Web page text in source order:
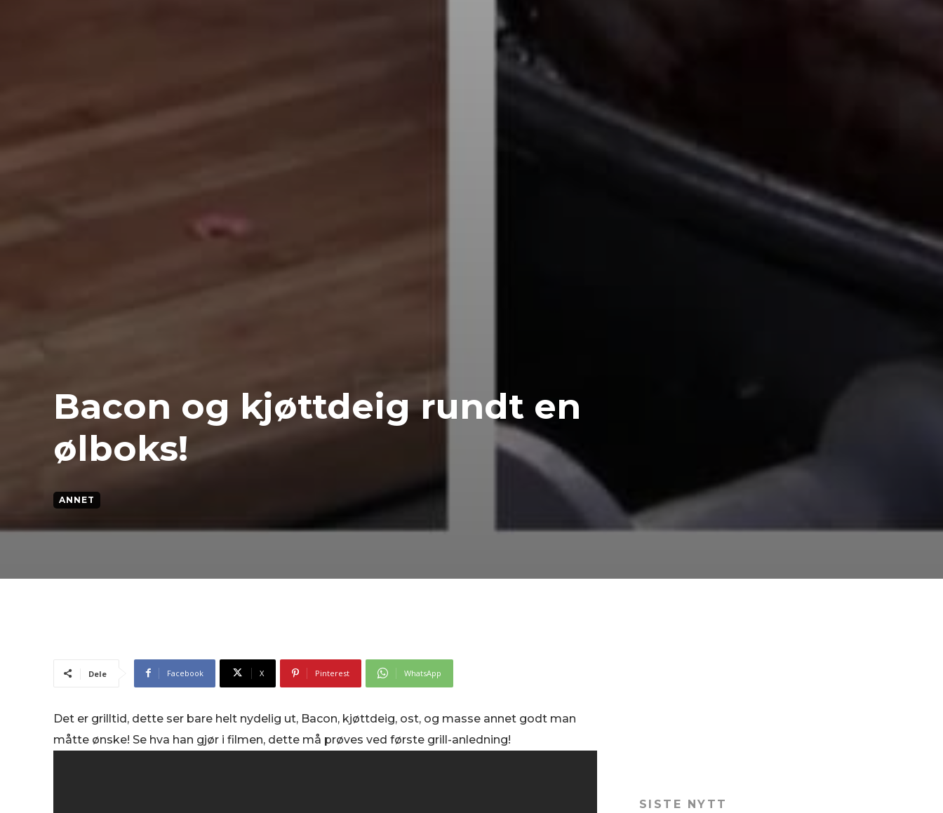
Bacon og kjøttdeig rundt en
ølboks!
ANNET
Dele Facebook X Pinterest WhatsApp
Det er grilltid, dette ser bare helt nydelig ut, Bacon, kjøttdeig, ost, og masse annet godt man
måtte ønske! Se hva han gjør i filmen, dette må prøves ved første grill-anledning!
SISTE NYTT